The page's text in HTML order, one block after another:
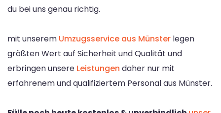
du bei uns genau richtig.
mit unserem Umzugsservice aus Münster legen
größten Wert auf Sicherheit und Qualität und
erbringen unsere Leistungen daher nur mit
erfahrenem und qualifiziertem Personal aus Münster.